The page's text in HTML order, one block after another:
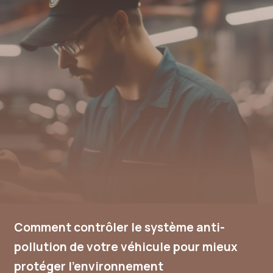
Comment contrôler le système anti-
pollution de votre véhicule pour mieux
protéger l’environnement